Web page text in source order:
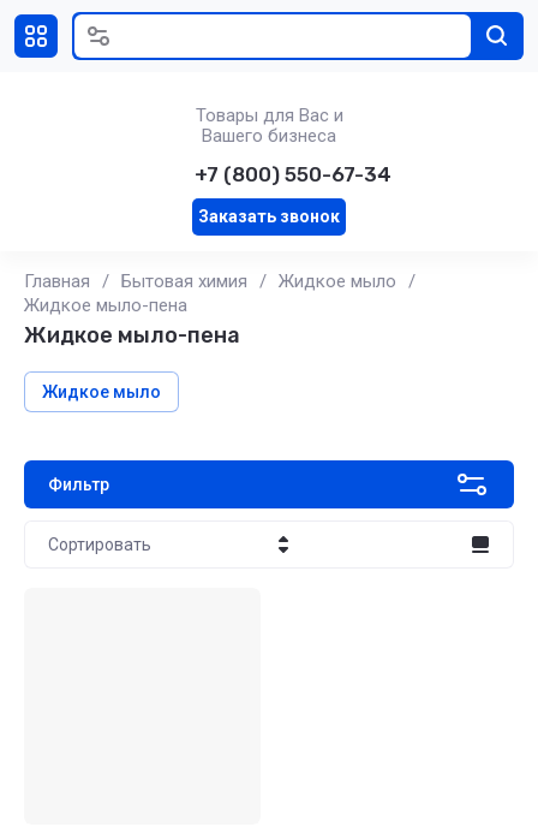
Товары для Вас и
Вашего бизнеса
+7 (800) 550-67-34
Заказать звонок
Главная / Бытовая химия / Жидкое мыло
/
Жидкое мыло-пена
Жидкое мыло-пена
Жидкое мыло
Фильтр
Сортировать